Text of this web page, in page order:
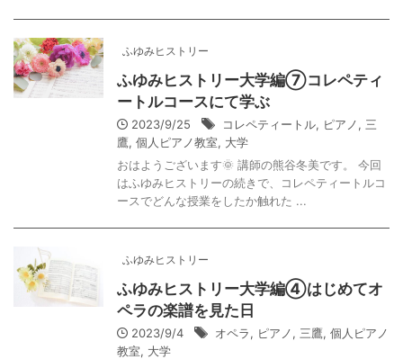
ふゆみヒストリー
ふゆみヒストリー大学編⑦コレペティ
ートルコースにて学ぶ
2023/9/25 コレペティートル, ピアノ, 三
鷹, 個人ピアノ教室, 大学
おはようございます🌞 講師の熊谷冬美です。 今回
はふゆみヒストリーの続きで、コレペティートルコ
ースでどんな授業をしたか触れた ...
ふゆみヒストリー
ふゆみヒストリー大学編④はじめてオ
ペラの楽譜を見た日
2023/9/4 オペラ, ピアノ, 三鷹, 個人ピアノ
教室, 大学